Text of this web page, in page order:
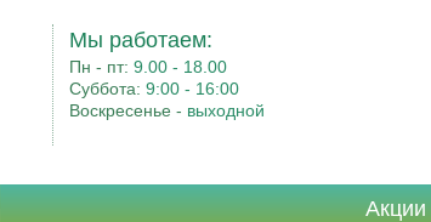
Мы работаем:
Пн - пт:9.00 - 18.00
Суббота:9:00 - 16:00
Воскресенье - выходной
Акции